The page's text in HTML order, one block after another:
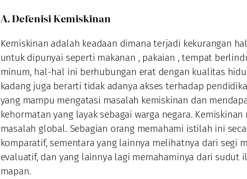
A. Defenisi Kemiskinan
Kemiskinan adalah keadaan dimana terjadi kekurangan
untuk dipunyai seperti makanan , pakaian , tempat
minum, hal-hal ini berhubungan erat dengan kualitas
kadang juga berarti tidak adanya akses terhadap
yang mampu mengatasi masalah kemiskinan dan
kehormatan yang layak sebagai warga negara. Kemiskinan
masalah global. Sebagian orang memahami istilah ini
komparatif, sementara yang lainnya melihatnya dari segi
evaluatif, dan yang lainnya lagi memahaminya dari sudut
mapan.